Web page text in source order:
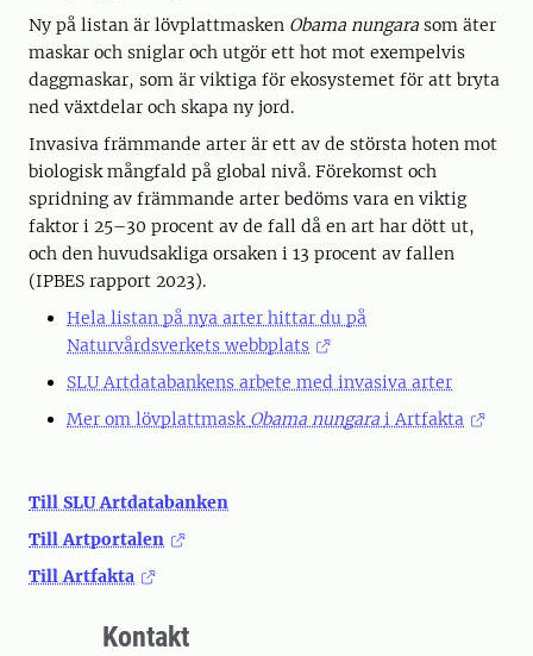
Ny på listan är lövplattmasken Obama nungara som äter
maskar och sniglar och utgör ett hot mot exempelvis
daggmaskar, som är viktiga för ekosystemet för att bryta
ned växtdelar och skapa ny jord.
Invasiva främmande arter är ett av de största hoten mot
biologisk mångfald på global nivå. Förekomst och
spridning av främmande arter bedöms vara en viktig
faktor i 25–30 procent av de fall då en art har dött ut,
och den huvudsakliga orsaken i 13 procent av fallen
(IPBES rapport 2023).
Hela listan på nya arter hittar du på
Naturvårdsverkets webbplats
SLU Artdatabankens arbete med invasiva arter
Mer om lövplattmask Obama nungara i Artfakta
Till SLU Artdatabanken
Till Artportalen
Till Artfakta
Kontakt